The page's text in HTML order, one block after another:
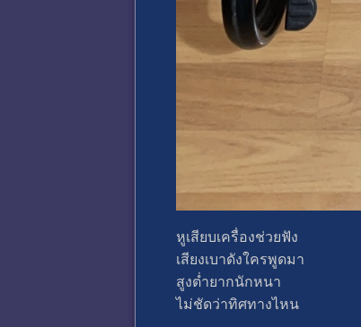
หูเสียบเครื่องช่วยฟัง
เสียงเบาดังใครพูดมา
สูงต่ำยากนักหนา
ไม่ชัดว่าทิศทางไหน